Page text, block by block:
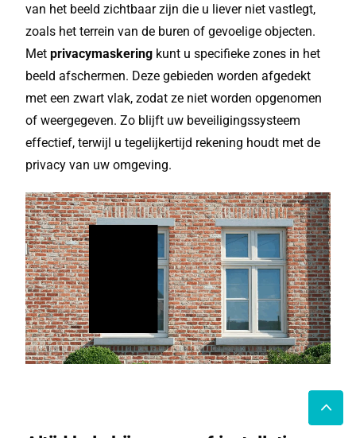
van het beeld zichtbaar zijn die u liever niet vastlegt,
zoals het terrein van de buren of gevoelige objecten.
Met privacymaskering kunt u specifieke zones in het
beeld afschermen. Deze gebieden worden afgedekt
met een zwart vlak, zodat ze niet worden opgenomen
of weergegeven. Zo blijft uw beveiligingssysteem
effectief, terwijl u tegelijkertijd rekening houdt met de
privacy van uw omgeving.